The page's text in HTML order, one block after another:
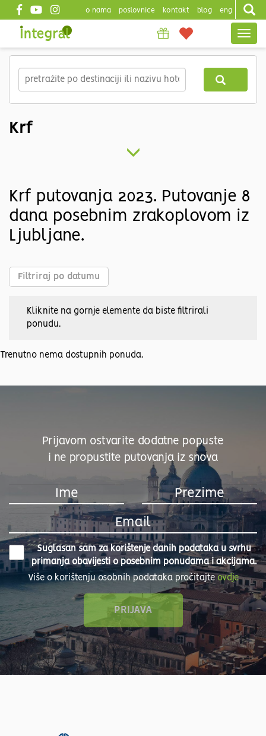
main
content
Top
o nama poslovnice kontakt blog eng
Krf
Krf putovanja 2023. Putovanje 8
dana posebnim zrakoplovom iz
Ljubljane.
Filtriraj po datumu
Kliknite na gornje elemente da biste filtrirali
ponudu.
Trenutno nema dostupnih ponuda.
Prijavom ostvarite dodatne popuste
i ne propustite putovanja iz snova
Suglasan sam za korištenje danih podataka u svrhu
primanja obavijesti o posebnim ponudama i akcijama.
Više o korištenju osobnih podataka pročitajteovdje